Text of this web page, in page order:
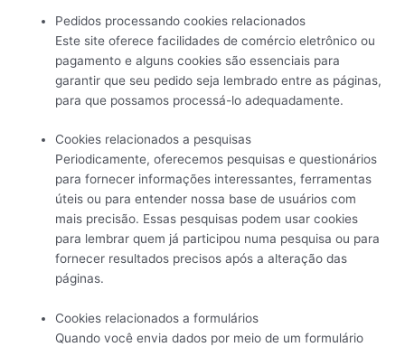
Pedidos processando cookies relacionados
Este site oferece facilidades de comércio eletrônico ou
pagamento e alguns cookies são essenciais para
garantir que seu pedido seja lembrado entre as páginas,
para que possamos processá-lo adequadamente.
Cookies relacionados a pesquisas
Periodicamente, oferecemos pesquisas e questionários
para fornecer informações interessantes, ferramentas
úteis ou para entender nossa base de usuários com
mais precisão. Essas pesquisas podem usar cookies
para lembrar quem já participou numa pesquisa ou para
fornecer resultados precisos após a alteração das
páginas.
Cookies relacionados a formulários
Quando você envia dados por meio de um formulário